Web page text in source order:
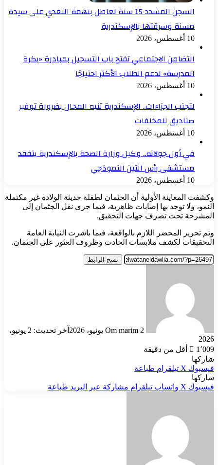
السجن المشدد 15 سنة لعاطل بتهمة التعدي على سيدة
مسنة وسرقتها بالإسكندرية
10 أغسطس، 2026
التضامن الاجتماعي تفتح باب التسجيل بمبادرة «بكرة
المدرسة» لدعم الطلاب الأكثر احتياجًا
10 أغسطس، 2026
لتجنب الجزاءات.. الإسكندرية تنبه المحال بضرورة توفير
صناديق للمخلفات
10 أغسطس، 2026
في أول جولاته.. وكيل وزارة الصحة بالإسكندرية يتفقد
مستشفى رأس التين النموذجي
10 أغسطس، 2026
وكشفت المعاينة الأولية أن الجثمان لطفلة حديثة الولادة غير مكتملة
النمو، ولا توجد بها إصابات ظاهرية، فيما جرى نقل الجثمان إلى
المشرحة تحت تصرف جهات التحقيق.
وتم تحرير المحضر اللازم بالواقعة، فيما باشرت النيابة العامة
التحقيقات لكشف ملابسات الحادث وظروف العثور على الجثمان.
نسخ الرابط
Om marim 2 يونيو، 2026
آخر تحديث: 2 يونيو،
2026
1٬009
أقل من دقيقة
شاركها
فيسبوك ‫X تيلقرام طباعة
شاركها
فيسبوك ‫X واتساب تيلقرام مشاركة عبر البريد طباعة